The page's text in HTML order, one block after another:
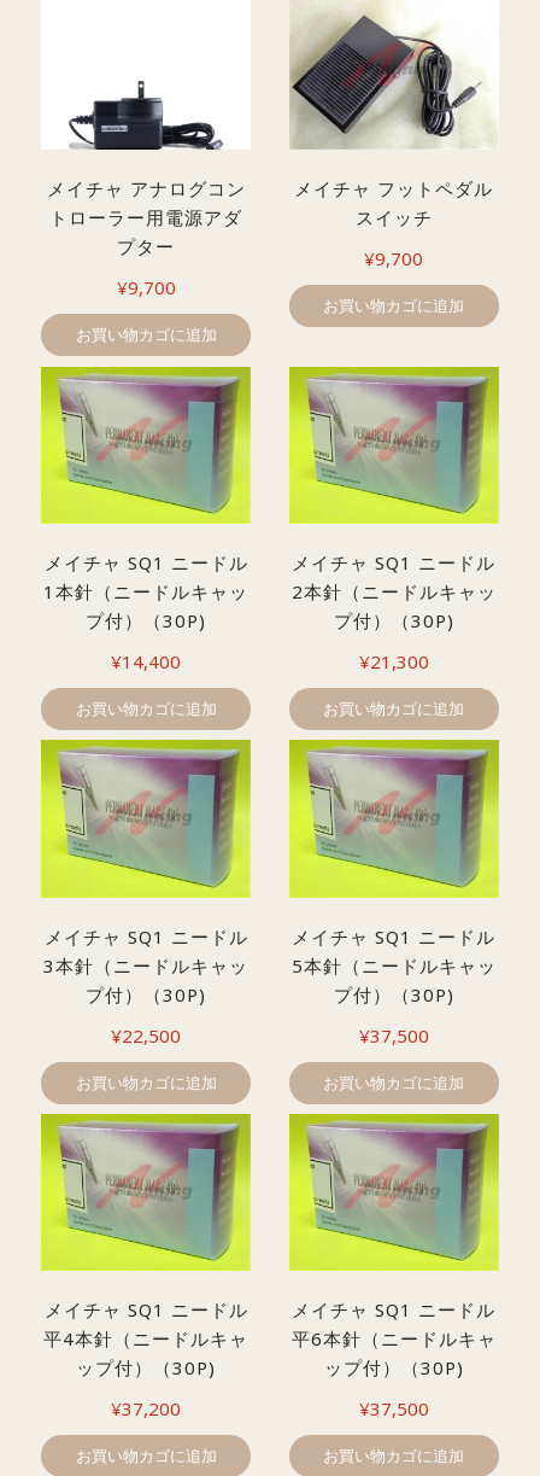
メイチャ アナログコン
トローラー用電源アダ
プター
¥9,700
お買い物カゴに追加
メイチャ フットペダル
スイッチ
¥9,700
お買い物カゴに追加
メイチャ SQ1 ニードル
1本針（ニードルキャッ
プ付）（30P)
¥14,400
お買い物カゴに追加
メイチャ SQ1 ニードル
2本針（ニードルキャッ
プ付）（30P)
¥21,300
お買い物カゴに追加
メイチャ SQ1 ニードル
3本針（ニードルキャッ
プ付）（30P)
¥22,500
お買い物カゴに追加
メイチャ SQ1 ニードル
5本針（ニードルキャッ
プ付）（30P)
¥37,500
お買い物カゴに追加
メイチャ SQ1 ニードル
平4本針（ニードルキャ
ップ付）（30P)
¥37,200
お買い物カゴに追加
メイチャ SQ1 ニードル
平6本針（ニードルキャ
ップ付）（30P)
¥37,500
お買い物カゴに追加